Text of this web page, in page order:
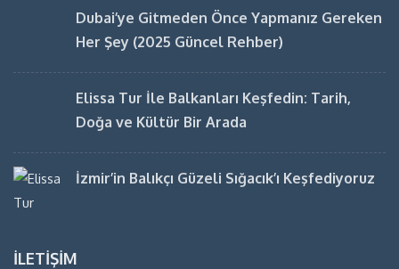
Dubai’ye Gitmeden Önce Yapmanız Gereken
Her Şey (2025 Güncel Rehber)
Elissa Tur İle Balkanları Keşfedin: Tarih,
Doğa ve Kültür Bir Arada
İzmir’in Balıkçı Güzeli Sığacık’ı Keşfediyoruz
İLETIŞIM